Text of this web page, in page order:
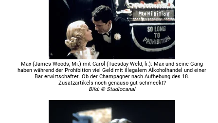
Max (James Woods, Mi.) mit Carol (Tuesday Weld, li.): Max und seine Gang
haben während der Prohibition viel Geld mit illegalem Alkoholhandel und einer
Bar erwirtschaftet. Ob der Champagner nach Aufhebung des 18.
Zusatzartikels noch genauso gut schmeckt?
Bild: © Studiocanal